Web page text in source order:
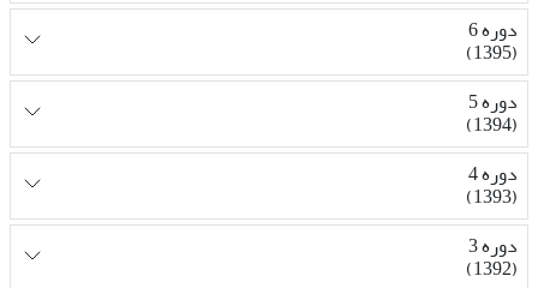
دوره 6
(1395)
دوره 5
(1394)
دوره 4
(1393)
دوره 3
(1392)